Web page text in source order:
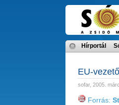
Hírportál
EU-
sofar, 2005.
Forrás: